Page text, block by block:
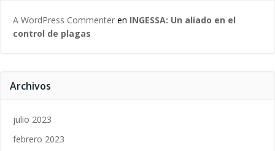
A WordPress Commenter en INGESSA: Un aliado en el
control de plagas
Archivos
julio 2023
febrero 2023